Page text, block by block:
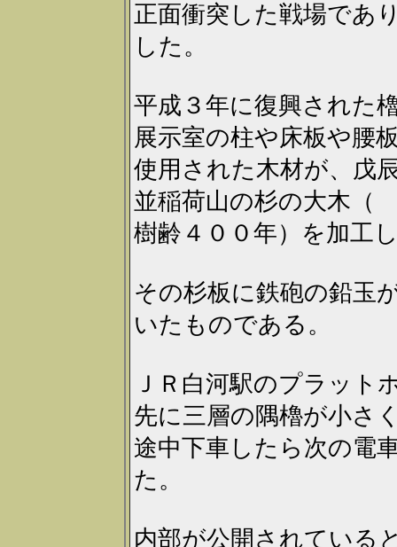
正面衝突した戦場であ
した。
平成３年に復興された
展示室の柱や床板や腰
使用された木材が、戊
並稲荷山の杉の大木（
樹齢４００年）を加工
その杉板に鉄砲の鉛玉
いたものである。
ＪＲ白河駅のプラット
先に三層の隅櫓が小さ
途中下車したら次の電
た。
内部が公開されている